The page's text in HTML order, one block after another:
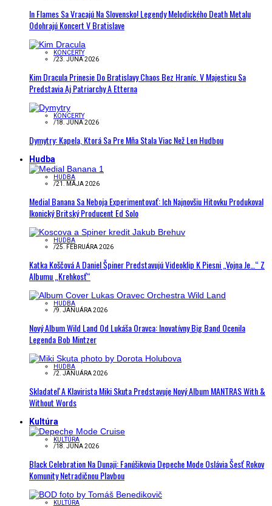
In Flames Sa Vracajú Na Slovensko! Legendy Melodického Death Metalu
Odohrajú Koncert V Bratislave
KONCERTY
/23. JÚNA 2026
Kim Dracula Prinesie Do Bratislavy Chaos Bez Hraníc. V Majesticu Sa
Predstavia Aj Patriarchy A Etterna
KONCERTY
/18. JÚNA 2026
Dymytry: Kapela, Ktorá Sa Pre Mňa Stala Viac Než Len Hudbou
Hudba
HUDBA
/21. MÁJA 2026
Medial Banana Sa Neboja Experimentovať: Ich Najnovšiu Hitovku Produkoval
Ikonický Britský Producent Ed Solo
HUDBA
/25. FEBRUÁRA 2026
Katka Koščová A Daniel Špiner Predstavujú Videoklip K Piesni „Vojna Je…“ Z
Albumu „Krehkosť“
HUDBA
/9. JANUÁRA 2026
Nový Album Wild Land Od Lukáša Oravca: Inovatívny Big Band Ocenila
Legenda Bob Mintzer
HUDBA
/2. JANUÁRA 2026
Skladateľ A Klavirista Miki Skuta Predstavuje Nový Album MANTRAS With &
Without Words
Kultúra
KULTÚRA
/18. JÚNA 2026
Black Celebration Na Dunaji: Fanúšikovia Depeche Mode Oslávia Šesť Rokov
Komunity Netradičnou Plavbou
KULTÚRA